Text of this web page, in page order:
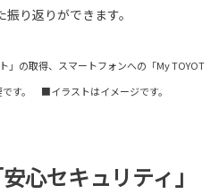
り返りができます。
」の取得、スマートフォンへの「My TOYOT
す。 ■イラストはイメージです。
心セキュリティ」